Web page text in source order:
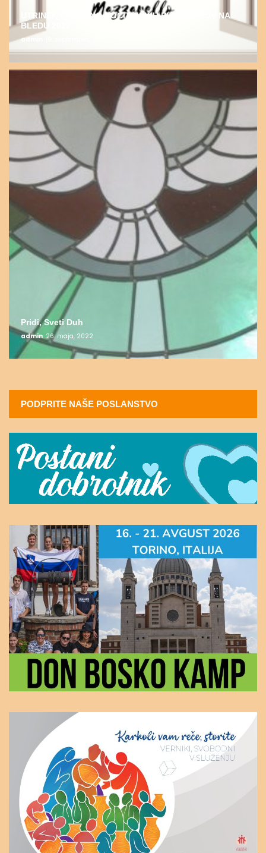
UTRINEK DUHOVNO-POČITNIŠKIH PROGRAMOV NA
BLEDU 2022
admin
Pridi, Sveti Duh
admin 26. maja, 2022
PODPRITE NAŠE POSLANSTVO